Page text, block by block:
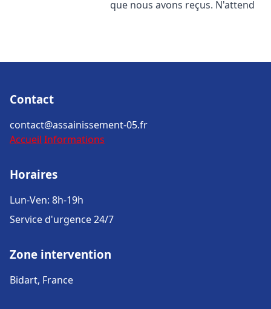
que nous avons reçus. N'attend
Contact
contact@assainissement-05.fr
Accueil Informations
Horaires
Lun-Ven: 8h-19h
Service d'urgence 24/7
Zone intervention
Bidart, France